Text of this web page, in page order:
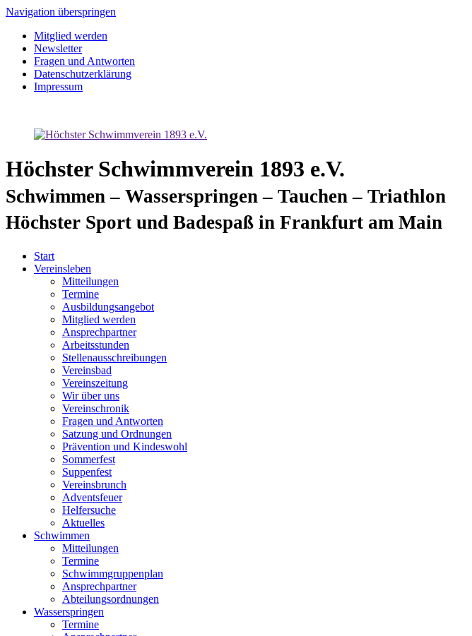
Navigation überspringen
Mitglied werden
Newsletter
Fragen und Antworten
Datenschutzerklärung
Impressum
Höchster Schwimmverein 1893 e.V.
Schwimmen – Wasserspringen – Tauchen – Triathlon
Höchster Sport und Badespaß in Frankfurt am Main
Start
Vereinsleben
Mitteilungen
Termine
Ausbildungsangebot
Mitglied werden
Ansprechpartner
Arbeitsstunden
Stellenausschreibungen
Vereinsbad
Vereinszeitung
Wir über uns
Vereinschronik
Fragen und Antworten
Satzung und Ordnungen
Prävention und Kindeswohl
Sommerfest
Suppenfest
Vereinsbrunch
Adventsfeuer
Helfersuche
Aktuelles
Schwimmen
Mitteilungen
Termine
Schwimmgruppenplan
Ansprechpartner
Abteilungsordnungen
Wasserspringen
Termine